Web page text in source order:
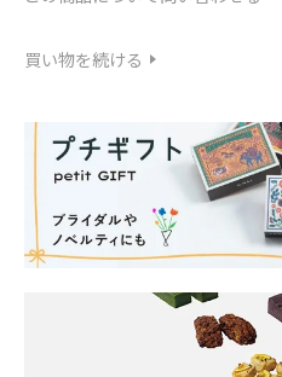
買い物を続ける